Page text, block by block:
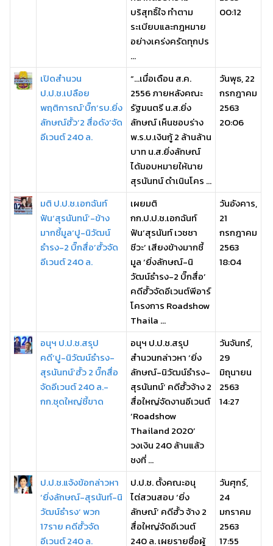
บริสุทธิ์ใจ ทำตาม
ระเบียบและกฎหมาย
อย่างเคร่งครัดทุกปร
...
00:12
เปิดสำนวน
ป.ป.ช.เปลือย
พฤติการณ์‘บิ๊ก’รบ.ยิ่ง
ลักษณ์ฮั้ว‘2 สื่อดัง’จัด
อีเวนต์ 240 ล.
“...เมื่อเดือน ส.ค.
2556 ภายหลังคณะ
รัฐมนตรี น.ส.ยิ่ง
ลักษณ์ เห็นชอบร่าง
พ.ร.บ.เงินกู้ 2 ล้านล้าน
บาท น.ส.ยิ่งลักษณ์
ได้มอบหมายให้นาย
สุรนันทน์ ดำเนินโคร ...
วันพุธ, 22
กรกฎาคม
2563
20:06
มติ ป.ป.ช.เอกฉันท์
ฟัน‘สุรนันทน์’-ข้าง
มากชี้มูล‘ปู-นิวัฒน์
ธำรง-2 บิ๊กสื่อ’ฮั้วจัด
อีเวนต์ 240 ล.
เผยมติ
กก.ป.ป.ช.เอกฉันท์
ฟัน‘สุรนันท์ เวชชา
ชีวะ’ เสียงข้างมากชี้
มูล ‘ยิ่งลักษณ์-นิ
วัฒน์ธำรง-2 บิ๊กสื่อ’
คดีฮั้วจัดอีเวนต์พีอาร์
โครงการ Roadshow
Thaila ...
วันอังคาร,
21
กรกฎาคม
2563
18:04
อนุฯ ป.ป.ช.สรุป
คดี‘ปู-นิวัฒน์ธำรง-
สุรนันทน์’ฮั้ว 2 บิ๊กสื่อ
จัดอีเวนต์ 240 ล.-
กก.ชุดใหญ่ชี้ขาด
อนุฯ ป.ป.ช.สรุป
สำนวนกล่าวหา ‘ยิ่ง
ลักษณ์-นิวัฒน์ธำรง-
สุรนันทน์’ คดีฮั้วจ้าง 2
สื่อใหญ่จัดงานอีเวนต์
‘Roadshow
Thailand 2020’
วงเงิน 240 ล้านแล้ว
ชงที่ ...
วันจันทร์,
29
มิถุนายน
2563
14:27
ป.ป.ช.แจ้งข้อกล่าวหา
‘ยิ่งลักษณ์-สุรนันท์-นิ
วัฒน์ธำรง’ พวก
17ราย คดีฮั้วจัด
อีเวนต์ 240 ล.
ป.ป.ช. ตั้งคณะอนุ
ไต่สวนสอบ ‘ยิ่ง
ลักษณ์’ คดีฮั้ว จ้าง 2
สื่อใหญ่จัดอีเวนต์
240 ล. เผยรายชื่อผู้
วันศุกร์,
24
มกราคม
2563
17:55